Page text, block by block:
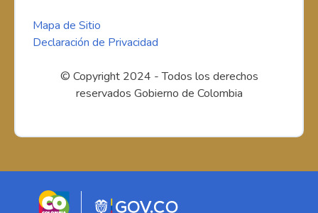
Mapa de Sitio
Declaración de Privacidad
© Copyright 2024 - Todos los derechos
reservados Gobierno de Colombia